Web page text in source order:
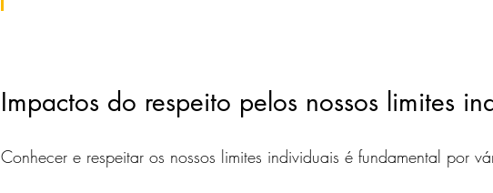
Impactos do respeito pelos nossos limites
Conhecer e respeitar os nossos limites individuais é fundamental por